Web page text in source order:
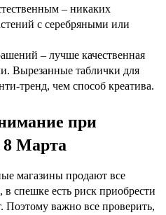
– никаких
с серебряными или
– лучше качественная
Вырезанные таблички для
тренд, чем способ креатива.
при
8 Марта
магазины продают все
спешке есть риск приобрести
Поэтому важно все проверить,